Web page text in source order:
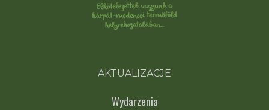
AKTUALIZACJE
Wydarzenia